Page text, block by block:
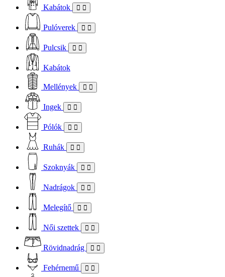
Kabátok
Pulóverek
Pulcsik
Kabátok
Mellények
Ingek
Pólók
Ruhák
Szoknyák
Nadrágok
Melegítő
Női szettek
Rövidnadrág
Fehérnemű